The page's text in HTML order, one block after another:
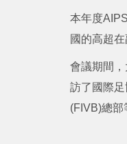
本年度
國的高超
會議期間
訪了國際
(FIVB)總部